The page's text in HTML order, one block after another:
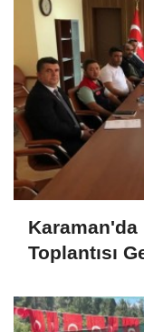
Karaman'da
Toplantısı